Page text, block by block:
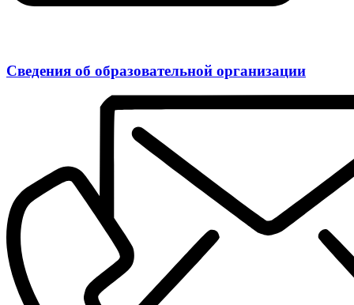
Сведения об образовательной организации